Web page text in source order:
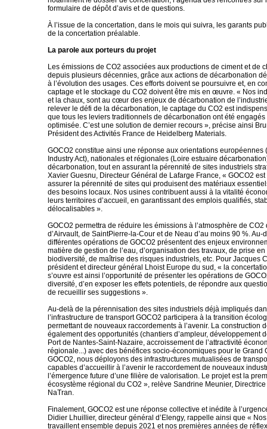
formulaire de dépôt d’avis et de questions.
À l’issue de la concertation, dans le mois qui suivra, les garants
de la concertation préalable.
La parole aux porteurs du projet
Les émissions de CO2 associées aux productions de ciment et de
depuis plusieurs décennies, grâce aux actions de décarbonation
à l’évolution des usages. Ces efforts doivent se poursuivre et, en
captage et le stockage du CO2 doivent être mis en œuvre. « Nos
et la chaux, sont au cœur des enjeux de décarbonation de
relever le défi de la décarbonation, le captage du CO2 est
que tous les leviers traditionnels de décarbonation ont été
optimisée. C’est une solution de dernier recours », précise ainsi
Président des Activités France de Heidelberg Materials.
GOCO2 constitue ainsi une réponse aux orientations européennes
Industry Act), nationales et régionales (Loire estuaire
décarbonation, tout en assurant la pérennité de sites industriels
Xavier Guesnu, Directeur Général de Lafarge France, « GOCO2
assurer la pérennité de sites qui produisent des matériaux
des besoins locaux. Nos usines contribuent aussi à la vitalité
leurs territoires d’accueil, en garantissant des emplois qualifiés,
délocalisables ».
GOCO2 permettra de réduire les émissions à l’atmosphère de CO2
d’Airvault, de SaintPierre-la-Cour et de Neau d’au moins 90 %. Au-
différentes opérations de GOCO2 présentent des enjeux
matière de gestion de l’eau, d’organisation des travaux, de prise
biodiversité, de maîtrise des risques industriels, etc. Pour Jacques
président et directeur général Lhoist Europe du sud, « la
s’ouvre est ainsi l’opportunité de présenter les opérations de
diversité, d’en exposer les effets potentiels, de répondre aux
de recueillir ses suggestions ».
Au-delà de la pérennisation des sites industriels déjà impliqués
l’infrastructure de transport GOCO2 participera à la transition
permettant de nouveaux raccordements à l’avenir. La construction
également des opportunités (chantiers d’ampleur, développement
Port de Nantes-Saint-Nazaire, accroissement de l’attractivité
régionale...) avec des bénéfices socio-économiques pour le Grand
GOCO2, nous déployons des infrastructures mutualisées de
capables d’accueillir à l’avenir le raccordement de nouveaux
l’émergence future d’une filière de valorisation. Le projet est la
écosystème régional du CO2 », relève Sandrine Meunier,
NaTran.
Finalement, GOCO2 est une réponse collective et inédite à
Didier Lhuillier, directeur général d’Elengy, rappelle ainsi que «
travaillent ensemble depuis 2021 et nos premières années de